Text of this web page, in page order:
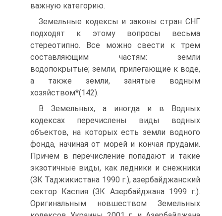
важную категорию.
Земельные кодексы и законы стран СНГ
подходят к этому вопросы весьма
стереотипно. Все можно свести к трем
составляющим частям: земли
водопокрытые; земли, прилегающие к воде,
а также земли, занятые водным
хозяйством*(142).
В Земельных, а иногда и в Водных
кодексах перечислены виды водных
объектов, на которых есть земли водного
фонда, начиная от морей и кончая прудами.
Причем в перечисление попадают и такие
экзотичные виды, как ледники и снежники
(ЗК Таджикистана 1990 г.), азербайджанский
сектор Каспия (ЗК Азербайджана 1999 г.).
Оригинальным новшеством Земельных